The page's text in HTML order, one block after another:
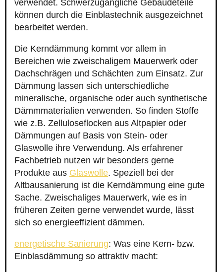
verwendet. Schwerzugängliche Gebäudeteile
können durch die Einblastechnik ausgezeichnet
bearbeitet werden.
Die Kerndämmung kommt vor allem in
Bereichen wie zweischaligem Mauerwerk oder
Dachschrägen und Schächten zum Einsatz. Zur
Dämmung lassen sich unterschiedliche
mineralische, organische oder auch synthetische
Dämmmaterialien verwenden. So finden Stoffe
wie z.B. Zelluloseflocken aus Altpapier oder
Dämmungen auf Basis von Stein- oder
Glaswolle ihre Verwendung. Als erfahrener
Fachbetrieb nutzen wir besonders gerne
Produkte aus Glaswolle. Speziell bei der
Altbausanierung ist die Kerndämmung eine gute
Sache. Zweischaliges Mauerwerk, wie es in
früheren Zeiten gerne verwendet wurde, lässt
sich so energieeffizient dämmen.
energetische Sanierung: Was eine Kern- bzw.
Einblasdämmung so attraktiv macht: